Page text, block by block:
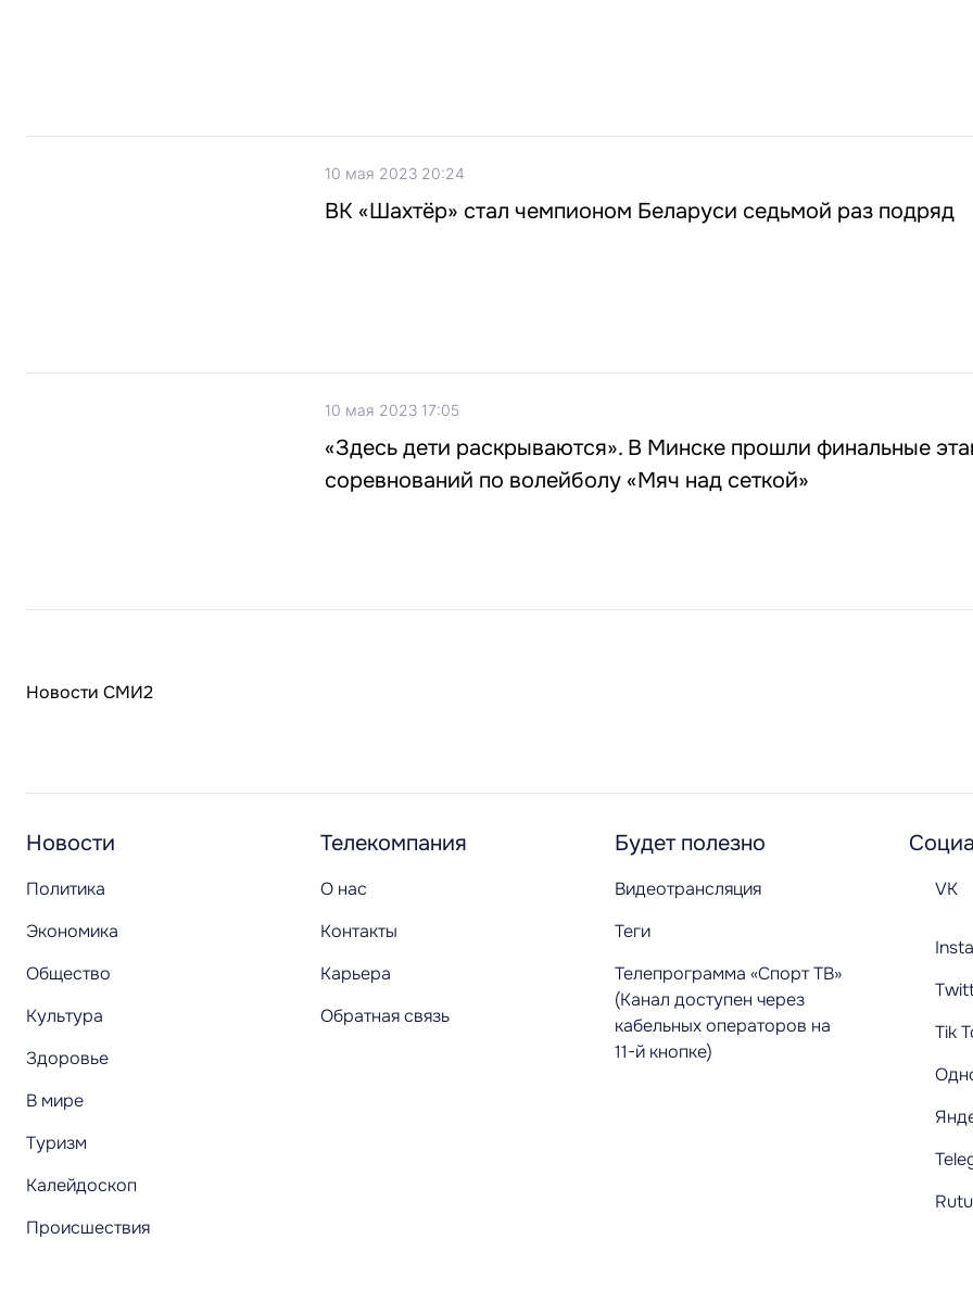
10 мая 2023 20:24
ВК «Шахтёр» стал чемпионом Беларуси седьмой раз подряд
10 мая 2023 17:05
«Здесь дети раскрываются». В Минске прошли финальные
соревнований по волейболу «Мяч над сеткой»
Новости СМИ2
Новости
Политика
Экономика
Общество
Культура
Здоровье
В мире
Туризм
Калейдоскоп
Происшествия
Телекомпания
О нас
Контакты
Карьера
Обратная связь
Будет полезно
Видеотрансляция
Теги
Телепрограмма «Спорт ТВ»
(Канал доступен через
кабельных операторов на
11-й кнопке)
VK
Tik